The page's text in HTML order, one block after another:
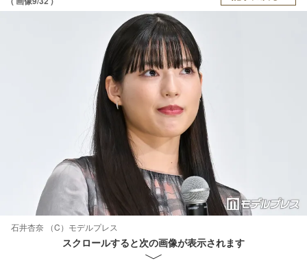
石井杏奈 （C）モデルプレス
スクロールすると次の画像が表示されます